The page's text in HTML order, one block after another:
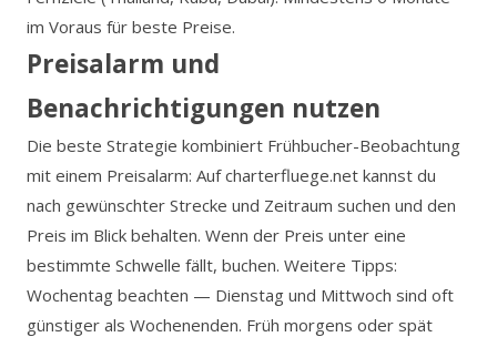
im Voraus für beste Preise.
Preisalarm und
Benachrichtigungen nutzen
Die beste Strategie kombiniert Frühbucher-Beobachtung
mit einem Preisalarm: Auf charterfluege.net kannst du
nach gewünschter Strecke und Zeitraum suchen und den
Preis im Blick behalten. Wenn der Preis unter eine
bestimmte Schwelle fällt, buchen. Weitere Tipps:
Wochentag beachten — Dienstag und Mittwoch sind oft
günstiger als Wochenenden. Früh morgens oder spät